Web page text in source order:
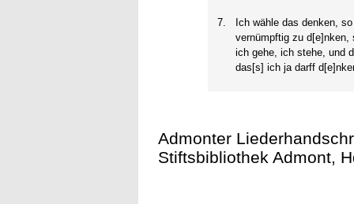
7.
Ich wähle das denken,
vernümpftig zu d[e]nken,
ich gehe, ich stehe, und
das[s] ich ja darff
Admonter
Stiftsbibliothek Admont,